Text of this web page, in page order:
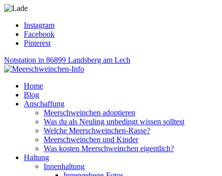
Instagram
Facebook
Pinterest
Notstation in 86899 Landsberg am Lech
Home
Blog
Anschaffung
Meerschweinchen adoptieren
Was du als Neuling unbedingt wissen solltest
Welche Meerschweinchen-Rasse?
Meerschweinchen und Kinder
Was kosten Meerschweinchen eigentlich?
Haltung
Innenhaltung